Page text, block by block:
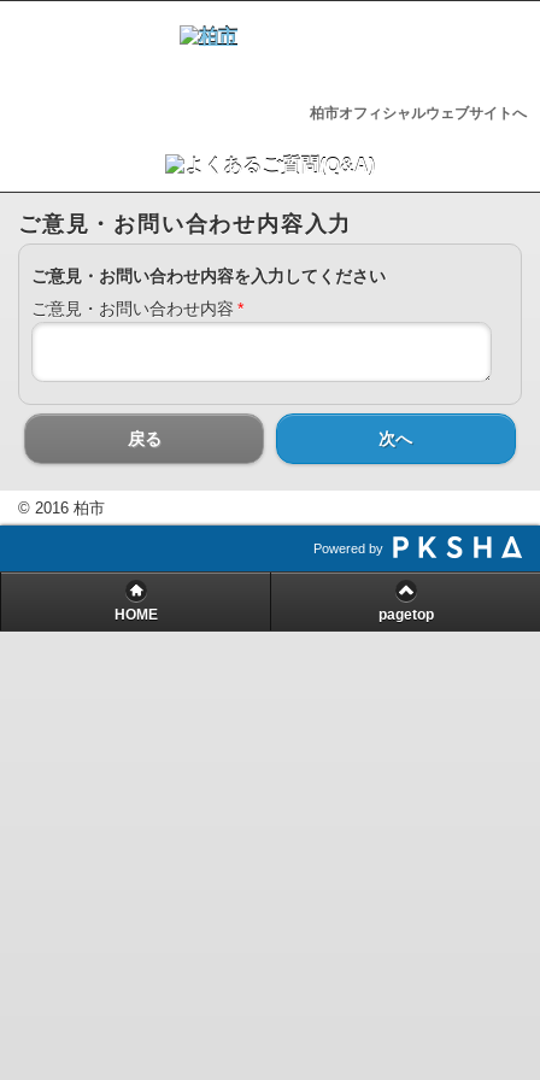
柏市オフィシャルウェブサイトへ
ご意見・お問い合わせ内容入力
ご意見・お問い合わせ内容を入力してください
ご意見・お問い合わせ内容 *
戻る 次へ
© 2016 柏市
Powered by
HOME pagetop